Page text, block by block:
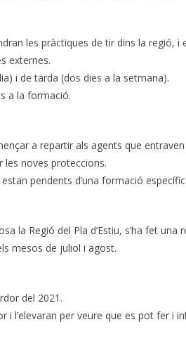
les pràctiques de tir dins la regió, i
externes.
i de tarda (dos dies a la setmana).
a la formació.
a repartir als agents que entraven
les noves proteccions.
pendents d’una formació
la Regió del Pla d’Estiu, s’ha fet una
mesos de juliol i agost.
del 2021.
l’elevaran per veure que es pot fer i